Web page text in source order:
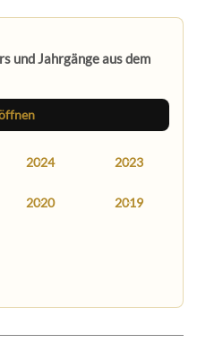
und Jahrgänge aus dem
2024 2023
2020 2019